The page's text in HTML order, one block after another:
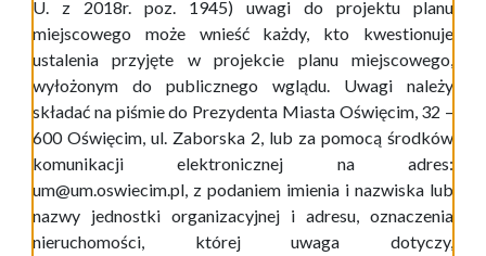
U. z 2018r. poz. 1945) uwagi do projektu planu
miejscowego może wnieść każdy, kto kwestionuje
ustalenia przyjęte w projekcie planu miejscowego,
wyłożonym do publicznego wglądu. Uwagi należy
składać na piśmie do Prezydenta Miasta Oświęcim, 32 –
600 Oświęcim, ul. Zaborska 2, lub za pomocą środków
komunikacji elektronicznej na adres:
um@um.oswiecim.pl, z podaniem imienia i nazwiska lub
nazwy jednostki organizacyjnej i adresu, oznaczenia
nieruchomości, której uwaga dotyczy,